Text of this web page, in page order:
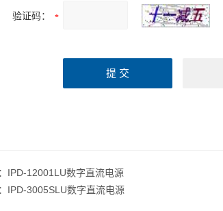
验证码：
IPD-12001LU数字直流电源
IPD-3005SLU数字直流电源